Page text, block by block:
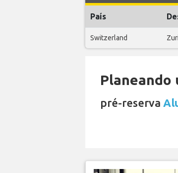
País
Switzerland
Planeando
pré-reserva